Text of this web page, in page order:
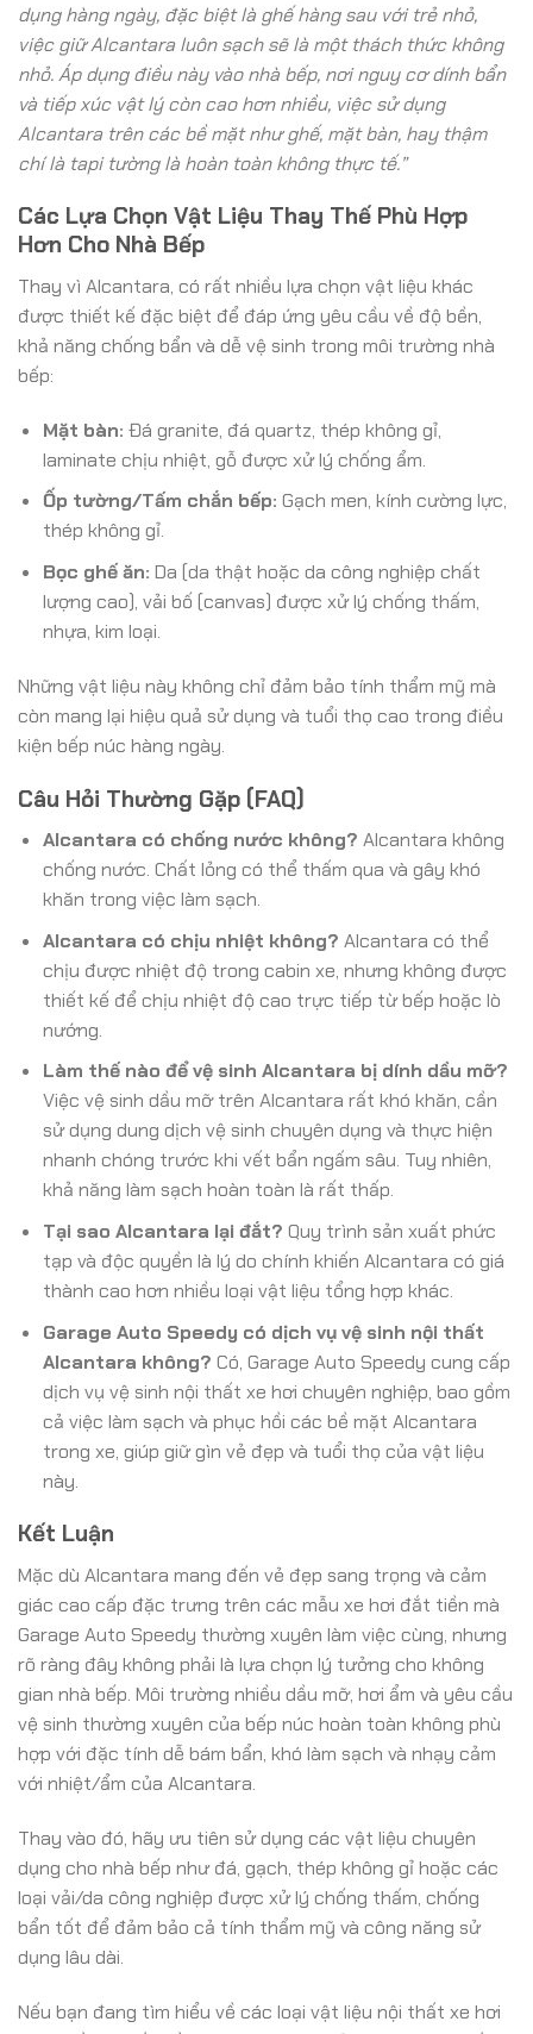
dụng hàng ngày, đặc biệt là ghế hàng sau với trẻ nhỏ,
việc giữ Alcantara luôn sạch sẽ là một thách thức không
nhỏ. Áp dụng điều này vào nhà bếp, nơi nguy cơ dính bẩn
và tiếp xúc vật lý còn cao hơn nhiều, việc sử dụng
Alcantara trên các bề mặt như ghế, mặt bàn, hay thậm
chí là tapi tường là hoàn toàn không thực tế.”
Các Lựa Chọn Vật Liệu Thay Thế Phù Hợp
Hơn Cho Nhà Bếp
Thay vì Alcantara, có rất nhiều lựa chọn vật liệu khác
được thiết kế đặc biệt để đáp ứng yêu cầu về độ bền,
khả năng chống bẩn và dễ vệ sinh trong môi trường nhà
bếp:
Mặt bàn: Đá granite, đá quartz, thép không gỉ,
laminate chịu nhiệt, gỗ được xử lý chống ẩm.
Ốp tường/Tấm chắn bếp: Gạch men, kính cường lực,
thép không gỉ.
Bọc ghế ăn: Da (da thật hoặc da công nghiệp chất
lượng cao), vải bố (canvas) được xử lý chống thấm,
nhựa, kim loại.
Những vật liệu này không chỉ đảm bảo tính thẩm mỹ mà
còn mang lại hiệu quả sử dụng và tuổi thọ cao trong điều
kiện bếp núc hàng ngày.
Câu Hỏi Thường Gặp (FAQ)
Alcantara có chống nước không? Alcantara không
chống nước. Chất lỏng có thể thấm qua và gây khó
khăn trong việc làm sạch.
Alcantara có chịu nhiệt không? Alcantara có thể
chịu được nhiệt độ trong cabin xe, nhưng không được
thiết kế để chịu nhiệt độ cao trực tiếp từ bếp hoặc lò
nướng.
Làm thế nào để vệ sinh Alcantara bị dính dầu mỡ?
Việc vệ sinh dầu mỡ trên Alcantara rất khó khăn, cần
sử dụng dung dịch vệ sinh chuyên dụng và thực hiện
nhanh chóng trước khi vết bẩn ngấm sâu. Tuy nhiên,
khả năng làm sạch hoàn toàn là rất thấp.
Tại sao Alcantara lại đắt? Quy trình sản xuất phức
tạp và độc quyền là lý do chính khiến Alcantara có giá
thành cao hơn nhiều loại vật liệu tổng hợp khác.
Garage Auto Speedy có dịch vụ vệ sinh nội thất
Alcantara không? Có, Garage Auto Speedy cung cấp
dịch vụ vệ sinh nội thất xe hơi chuyên nghiệp, bao gồm
cả việc làm sạch và phục hồi các bề mặt Alcantara
trong xe, giúp giữ gìn vẻ đẹp và tuổi thọ của vật liệu
này.
Kết Luận
Mặc dù Alcantara mang đến vẻ đẹp sang trọng và cảm
giác cao cấp đặc trưng trên các mẫu xe hơi đắt tiền mà
Garage Auto Speedy thường xuyên làm việc cùng, nhưng
rõ ràng đây không phải là lựa chọn lý tưởng cho không
gian nhà bếp. Môi trường nhiều dầu mỡ, hơi ẩm và yêu cầu
vệ sinh thường xuyên của bếp núc hoàn toàn không phù
hợp với đặc tính dễ bám bẩn, khó làm sạch và nhạy cảm
với nhiệt/ẩm của Alcantara.
Thay vào đó, hãy ưu tiên sử dụng các vật liệu chuyên
dụng cho nhà bếp như đá, gạch, thép không gỉ hoặc các
loại vải/da công nghiệp được xử lý chống thấm, chống
bẩn tốt để đảm bảo cả tính thẩm mỹ và công năng sử
dụng lâu dài.
Nếu bạn đang tìm hiểu về các loại vật liệu nội thất xe hơi